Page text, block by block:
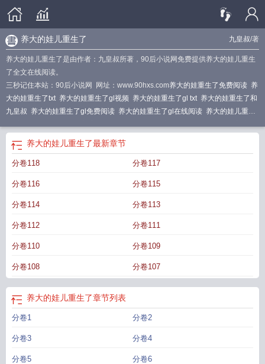
九皇叔/著
养大的娃儿重生了
养大的娃儿重生了是由作者：九皇叔所著，90后小说网免费提供养大的娃儿重生
了全文在线阅读。
三秒记住本站：90后小说网 网址：www.90hxs.com养大的娃重生了免费阅读 养
大的娃重生了txt 养大的娃重生了gl视频 养大的娃重生了gl txt 养大的娃重生了和
九皇叔 养大的娃重生了gl免费阅读 养大的娃重生了gl在线阅读 养大的娃儿重生
的娃重生了gl九皇叔免费
养大的娃重生了书包网
子重来不是你最新章节列表
文养大的娃重生了gl 养大的娃重生了 九皇叔养大的娃重生了在线阅读
重生了gl昨夜未归
养大的娃重生了全文免费阅读无弹窗
大的娃是反派
养大了孩子剧情梗概
养大的娃儿重生了最新章节
分卷118 分卷117
分卷116 分卷115
分卷114 分卷113
分卷112 分卷111
分卷110 分卷109
分卷108 分卷107
养大的娃儿重生了章节列表
分卷1 分卷2
分卷3 分卷4
分卷5 分卷6